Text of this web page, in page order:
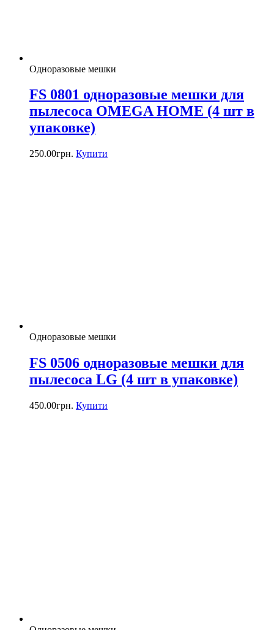
Одноразовые мешки
FS 0801 одноразовые мешки для
пылесоса OMEGA HOME (4 шт в
упаковке)
250.00грн. Купити
Одноразовые мешки
FS 0506 одноразовые мешки для
пылесоса LG (4 шт в упаковке)
450.00грн. Купити